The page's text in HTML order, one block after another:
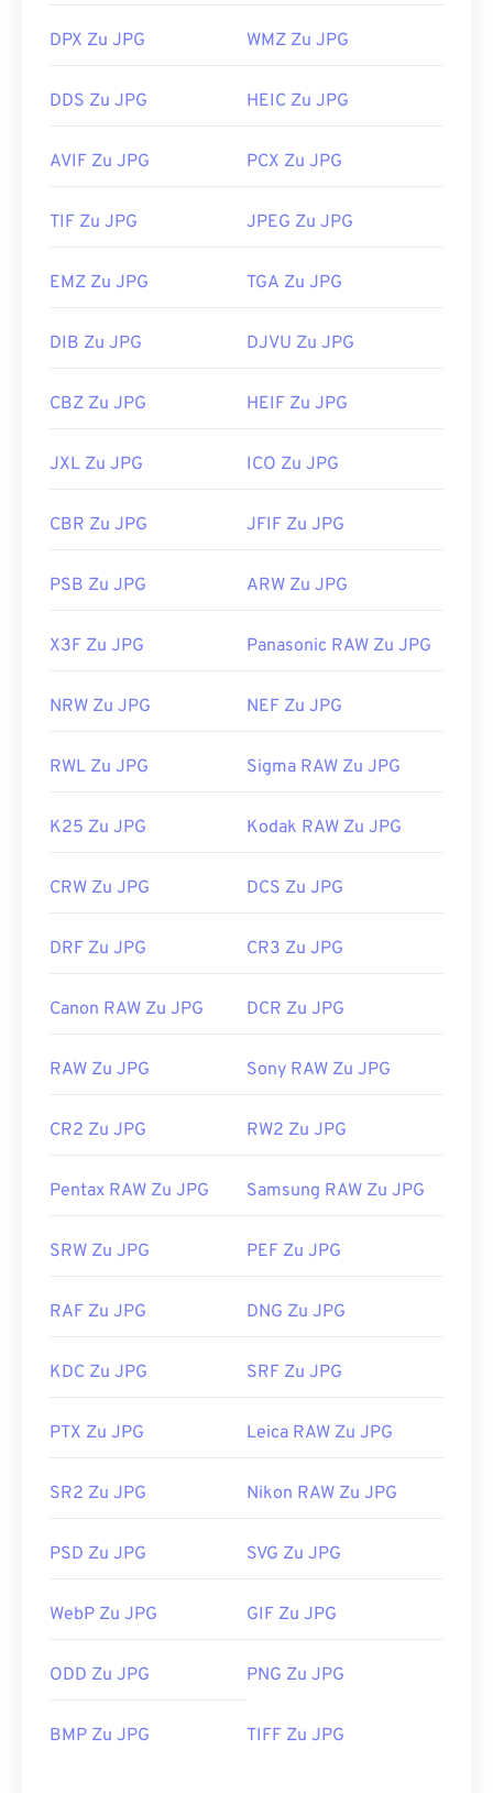
Entwickelt von:
Joint Photographic Experts Group
Erstveröffentlichung:
18. September 1992
Verwenden Sie unseren
Farbwähler,um Farben aus
DPX Zu JPG WMZ Zu JPG
DDS Zu JPG HEIC Zu JPG
AVIF Zu JPG PCX Zu JPG
TIF Zu JPG JPEG Zu JPG
EMZ Zu JPG TGA Zu JPG
DIB Zu JPG DJVU Zu JPG
CBZ Zu JPG HEIF Zu JPG
JXL Zu JPG ICO Zu JPG
CBR Zu JPG JFIF Zu JPG
PSB Zu JPG ARW Zu JPG
X3F Zu JPG Panasonic RAW Zu JPG
NRW Zu JPG NEF Zu JPG
RWL Zu JPG Sigma RAW Zu JPG
K25 Zu JPG Kodak RAW Zu JPG
CRW Zu JPG DCS Zu JPG
DRF Zu JPG CR3 Zu JPG
Canon RAW Zu JPG DCR Zu JPG
RAW Zu JPG Sony RAW Zu JPG
CR2 Zu JPG RW2 Zu JPG
Pentax RAW Zu JPG Samsung RAW Zu JPG
SRW Zu JPG PEF Zu JPG
RAF Zu JPG DNG Zu JPG
KDC Zu JPG SRF Zu JPG
PTX Zu JPG Leica RAW Zu JPG
SR2 Zu JPG Nikon RAW Zu JPG
PSD Zu JPG SVG Zu JPG
WebP Zu JPG GIF Zu JPG
ODD Zu JPG PNG Zu JPG
BMP Zu JPG TIFF Zu JPG